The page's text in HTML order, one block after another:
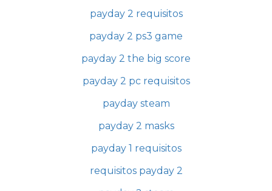
payday 2 requisitos
payday 2 ps3 game
payday 2 the big score
payday 2 pc requisitos
payday steam
payday 2 masks
payday 1 requisitos
requisitos payday 2